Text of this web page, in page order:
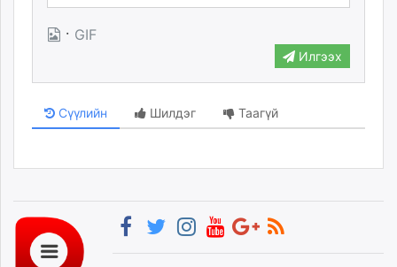
· GIF
Илгээх
Сүүлийн Шилдэг Таагүй